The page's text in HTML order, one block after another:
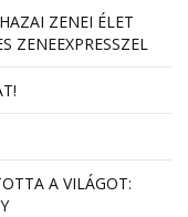
ZENEI ÉLET
ZENEEXPRESSZEL
A VILÁGOT: